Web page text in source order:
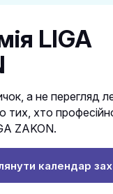
LIGA
а не перегляд
тих, хто
ZAKON.
календар